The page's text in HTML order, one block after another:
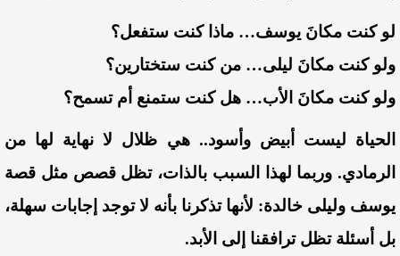
لو كنت مكانَ يوسف… ماذا كنت ستفعل؟
ولو كنت مكانَ ليلى… من كنت ستختارين؟
ولو كنت مكانَ الأب… هل كنت ستمنع أم تسمح؟
الحياة ليست أبيض وأسود.. هي ظلال لا نهاية لها من
الرمادي. وربما لهذا السبب بالذات، تظل قصص مثل قصة
يوسف وليلى خالدة: لأنها تذكرنا بأنه لا توجد إجابات سهلة،
بل أسئلة تظل ترافقنا إلى الأبد.